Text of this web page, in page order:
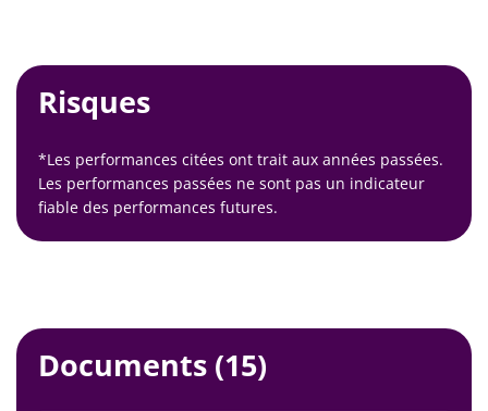
Risques
*Les performances citées ont trait aux années passées.
Les performances passées ne sont pas un indicateur
fiable des performances futures.
Documents (15)